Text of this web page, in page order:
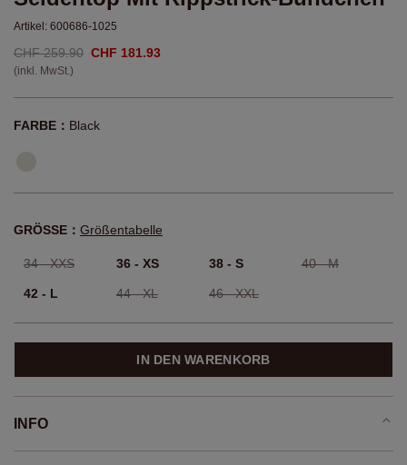
Artikel: 600686-1025
CHF 259.90 CHF 181.93
(inkl. MwSt.)
FARBE： Black
GRÖSSE： Größentabelle
34 - XXS 36 - XS 38 - S 40 - M
42 - L 44 - XL 46 - XXL
IN DEN WARENKORB
INFO